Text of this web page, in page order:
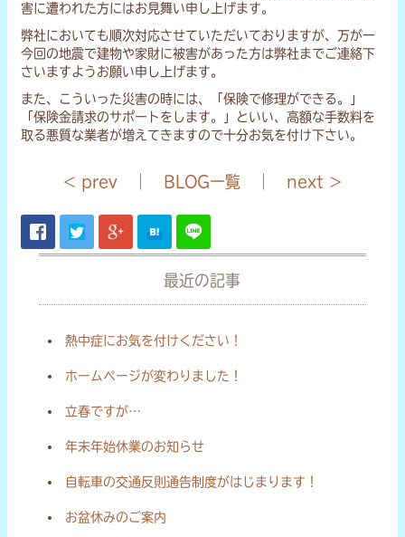
害に遭われた方にはお見舞い申し上げます。
弊社においても順次対応させていただいておりますが、万が一
今回の地震で建物や家財に被害があった方は弊社までご連絡下
さいますようお願い申し上げます。
また、こういった災害の時には、「保険で修理ができる。」
「保険金請求のサポートをします。」といい、高額な手数料を
取る悪質な業者が増えてきますので十分お気を付け下さい。
< prev BLOG一覧 next >
最近の記事
熱中症にお気を付けください！
ホームページが変わりました！
立春ですが…
年末年始休業のお知らせ
自転車の交通反則通告制度がはじまります！
お盆休みのご案内